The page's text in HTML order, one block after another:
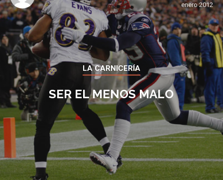
enero 2012
LA CARNICERÍA
SER EL MENOS MALO